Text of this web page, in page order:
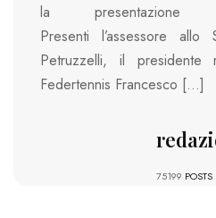
la presentazione
Presenti l’assessore allo
Petruzzelli, il presidente
Federtennis Francesco […]
75199 POSTS